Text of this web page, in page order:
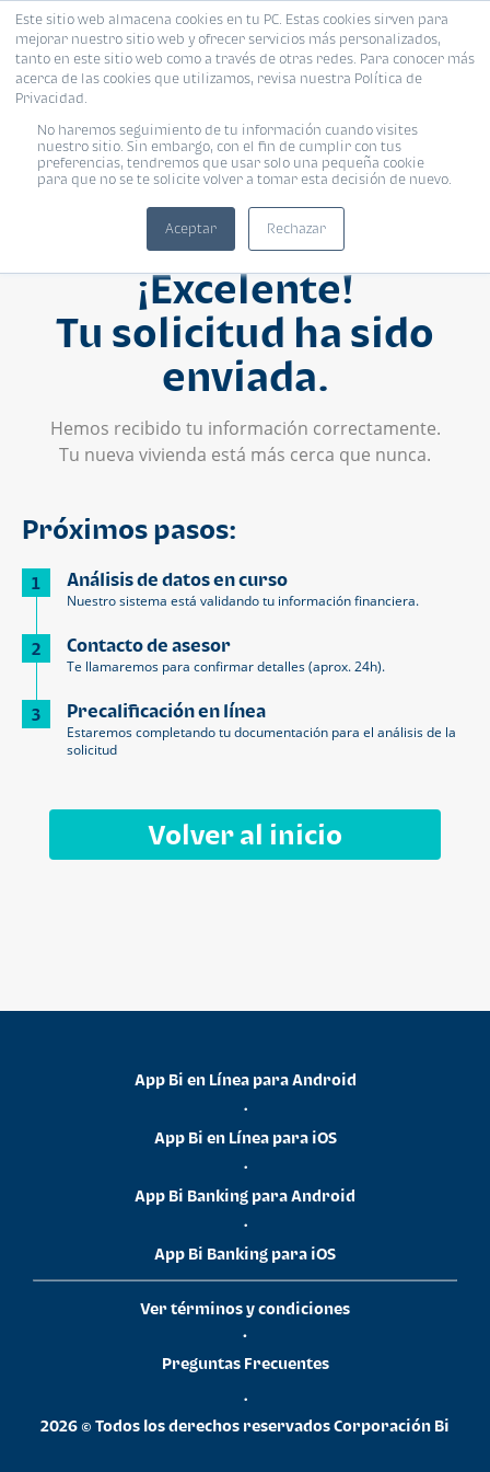
Este sitio web almacena cookies en tu PC. Estas cookies sirven para
mejorar nuestro sitio web y ofrecer servicios más personalizados,
tanto en este sitio web como a través de otras redes. Para conocer más
acerca de las cookies que utilizamos, revisa nuestra Política de
Privacidad.
No haremos seguimiento de tu información cuando visites
nuestro sitio. Sin embargo, con el fin de cumplir con tus
preferencias, tendremos que usar solo una pequeña cookie
para que no se te solicite volver a tomar esta decisión de nuevo.
Aceptar Rechazar
¡Excelente!
Tu solicitud ha sido
enviada.
Hemos recibido tu información correctamente.
Tu nueva vivienda está más cerca que nunca.
Próximos pasos:
1 Análisis de datos en curso
Nuestro sistema está validando tu información financiera.
2 Contacto de asesor
Te llamaremos para confirmar detalles (aprox. 24h).
3 Precalificación en línea
Estaremos completando tu documentación para el análisis de la
solicitud
Volver al inicio
App Bi en Línea para Android
•
App Bi en Línea para iOS
•
App Bi Banking para Android
•
App Bi Banking para iOS
Ver términos y condiciones
•
Preguntas Frecuentes
•
2026 © Todos los derechos reservados Corporación Bi